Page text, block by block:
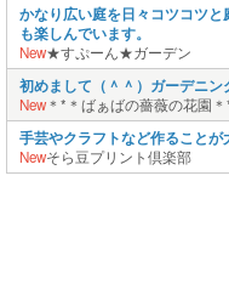
かなり広い庭を日々コツコツ
も楽しんでいます。
New★すぷーん★ガーデン
初めまして（＾＾）ガーデニン
New＊*＊ばぁばの薔薇の花園＊
手芸やクラフトなど作ることが
Newそら豆プリント倶楽部